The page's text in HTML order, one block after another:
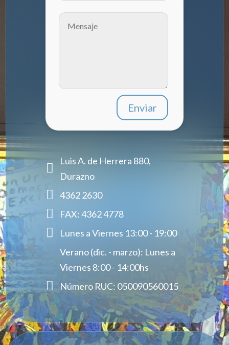
Enviar

Luis A. de Herrera 880,
Durazno
 4362 2630
 FAX: 4362 4778
 Lunes a Viernes 13:00 - 19:00
Verano (dic. - marzo): Lunes a
Viernes 8:00 - 14:00hs
 Número RUC: 050090560015